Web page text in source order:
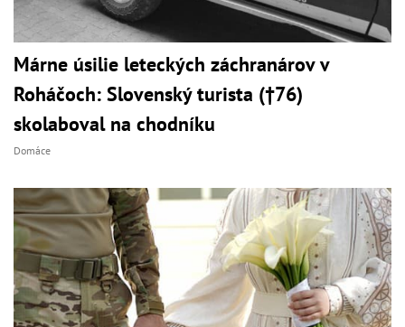
Márne úsilie leteckých záchranárov v
Roháčoch: Slovenský turista (†76)
skolaboval na chodníku
Domáce